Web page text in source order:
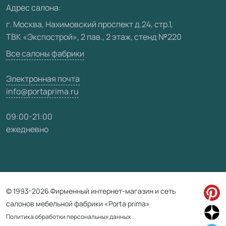
Видео
Карта сайта
Адрес салона:
г. Москва, Нахимовский проспект д.24, стр.1,
ТВК «Экспострой», 2 пав., 2 этаж, стенд №220
Все салоны фабрики
Электронная почта
info@portaprima.ru
09:00-21:00
ежедневно
© 1993-2026 Фирменный интернет-магазин и сеть
салонов мебельной фабрики «Porta prima»
Политика обработки персональных данных